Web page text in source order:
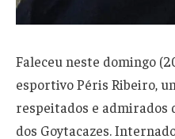
Faleceu neste domingo
esportivo Péris Ribeiro,
respeitados e admirados
dos Goytacazes.